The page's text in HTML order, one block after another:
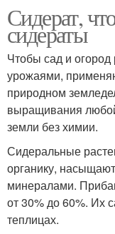
Сидерат,
сидераты
Чтобы сад и
урожаями,
природном
выращивания
земли без химии.
Сидеральные
органику,
минералами.
от 30% до 60%. Их
теплицах.